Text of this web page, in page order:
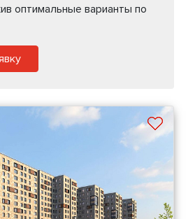
оптимальные варианты по